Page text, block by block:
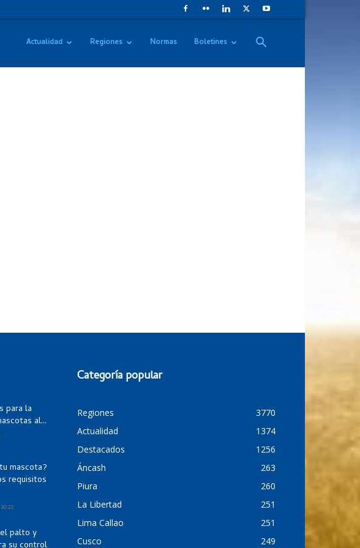
Actualidad Regiones Normas Boletines
para la
al...
mascota?
requisitos
palto y
Categoría popular
Regiones
3770
Actualidad
1374
Destacados
1256
Áncash
263
Piura
260
La Libertad
251
Lima Callao
251
Cusco
249